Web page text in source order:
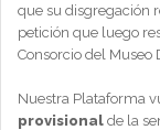
que su disgregación
petición que luego
Consorcio del Museo
Nuestra Plataforma
provisional de la